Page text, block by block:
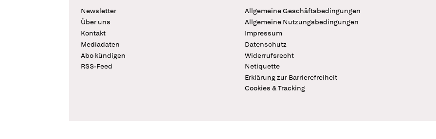
Newsletter
Über uns
Kontakt
Mediadaten
Abo kündigen
RSS-Feed
Allgemeine Geschäftsbedingungen
Allgemeine Nutzungsbedingungen
Impressum
Datenschutz
Widerrufsrecht
Netiquette
Erklärung zur Barrierefreiheit
Cookies & Tracking